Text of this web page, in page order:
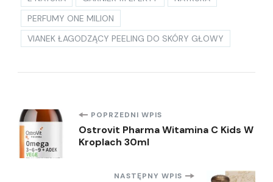
PERFUMY ONE MILION
VIANEK ŁAGODZĄCY PEELING DO SKÓRY GŁOWY
Nawigacja
wpisu
POPRZEDNI WPIS
Ostrovit Pharma Witamina C Kids W
Kroplach 30ml
NASTĘPNY WPIS